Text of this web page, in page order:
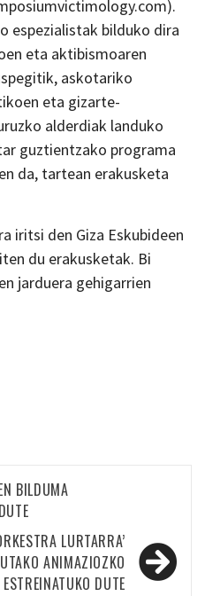
espezialistak bilduko dira
eta aktibismoaren
askotariko
eta gizarte-
alderdiak landuko
guztientzako programa
da, tartean erakusketa
iritsi den Giza Eskubideen
du erakusketak. Bi
jarduera gehigarrien
BILDUMA
LURTARRA’
ANIMAZIOZKO
DUTE